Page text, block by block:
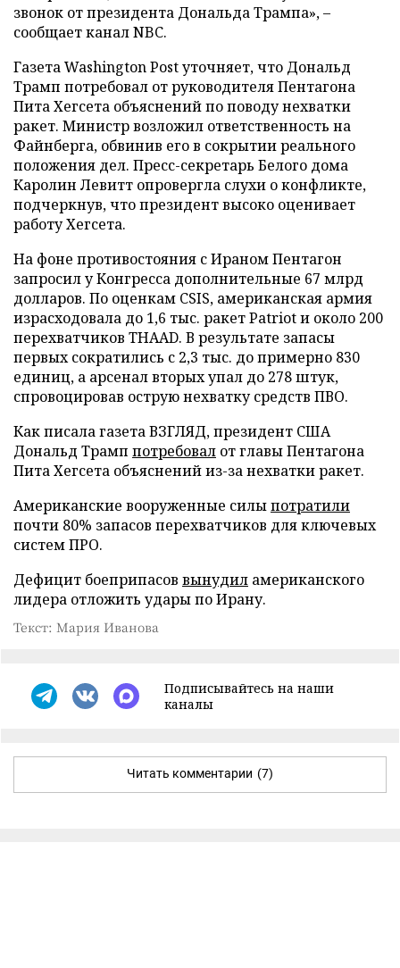
звонок от президента Дональда Трампа», –
сообщает канал NBC.
Газета Washington Post уточняет, что Дональд
Трамп потребовал от руководителя Пентагона
Пита Хегсета объяснений по поводу нехватки
ракет. Министр возложил ответственность на
Файнберга, обвинив его в сокрытии реального
положения дел. Пресс-секретарь Белого дома
Каролин Левитт опровергла слухи о конфликте,
подчеркнув, что президент высоко оценивает
работу Хегсета.
На фоне противостояния с Ираном Пентагон
запросил у Конгресса дополнительные 67 млрд
долларов. По оценкам CSIS, американская армия
израсходовала до 1,6 тыс. ракет Patriot и около 200
перехватчиков THAAD. В результате запасы
первых сократились с 2,3 тыс. до примерно 830
единиц, а арсенал вторых упал до 278 штук,
спровоцировав острую нехватку средств ПВО.
Как писала газета ВЗГЛЯД, президент США
Дональд Трамп потребовал от главы Пентагона
Пита Хегсета объяснений из-за нехватки ракет.
Американские вооруженные силыпотратили
почти 80% запасов перехватчиков для ключевых
систем ПРО.
Дефицит боеприпасов вынудил американского
лидера отложить удары по Ирану.
Текст: Мария Иванова
Подписывайтесь на наши
каналы
Читать комментарии (7)